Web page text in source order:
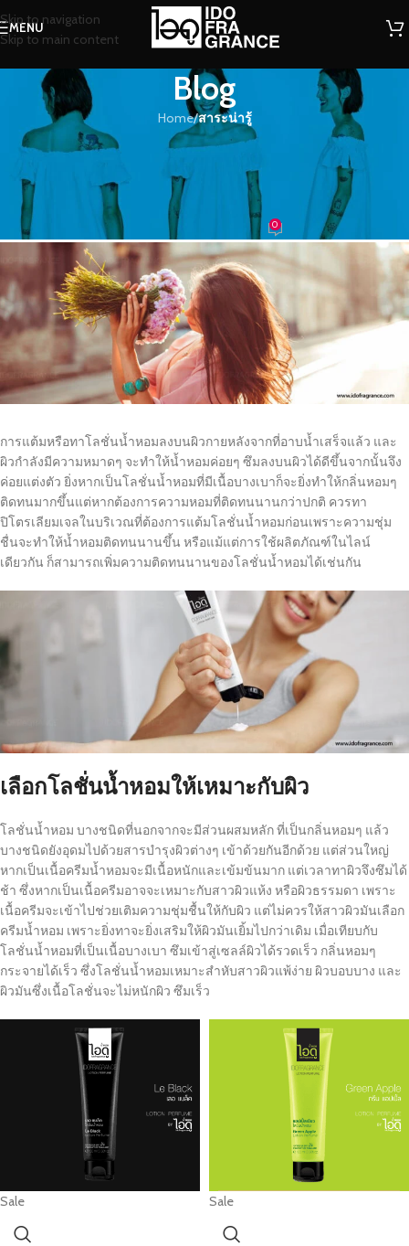
Skip to navigation
Skip to main content
MENU
Blog
Home/สาระน่ารู้
สาระน่ารู้
การกระจายกลิ่นจากการใช้โลชั่น
น้ำหอมให้ติดทน
น้ำหอม On 31/05/2021 0
การแต้มหรือทาโลชั่นน้ำหอมลงบนผิวกายหลังจากที่อาบน้ำเสร็จแล้ว และ
ผิวกำลังมีความหมาดๆ จะทำให้น้ำหอมค่อยๆ ซึมลงบนผิวได้ดีขึ้นจากนั้นจึง
ค่อยแต่งตัว ยิ่งหากเป็นโลชั่นน้ำหอมที่มีเนื้อบางเบาก็จะยิ่งทำให้กลิ่นหอมๆ
ติดทนมากขึ้นแต่หากต้องการความหอมที่ติดทนนานกว่าปกติ ควรทา
ปิโตรเลียมเจลในบริเวณที่ต้องการแต้มโลชั่นน้ำหอมก่อนเพราะความชุ่ม
ชื่นจะทำให้น้ำหอมติดทนนานขึ้น หรือแม้แต่การใช้ผลิตภัณฑ์ในไลน์
เดียวกัน ก็สามารถเพิ่มความติดทนนานของโลชั่นน้ำหอมได้เช่นกัน
เลือกโลชั่นน้ำหอมให้เหมาะกับผิว
โลชั่นน้ำหอม บางชนิดที่นอกจากจะมีส่วนผสมหลัก ที่เป็นกลิ่นหอมๆ แล้ว
บางชนิดยังอุดมไปด้วยสารบำรุงผิวต่างๆ เข้าด้วยกันอีกด้วย แต่ส่วนใหญ่
หากเป็นเนื้อครีมน้ำหอมจะมีเนื้อหนักและเข้มข้นมาก แต่เวลาทาผิวจึงซึมได้
ช้า ซึ่งหากเป็นเนื้อครีมอาจจะเหมาะกับสาวผิวแห้ง หรือผิวธรรมดา เพราะ
เนื้อครีมจะเข้าไปช่วยเติมความชุ่มชื้นให้กับผิว แต่ไม่ควรให้สาวผิวมันเลือก
ครีมน้ำหอม เพราะยิ่งทาจะยิ่งเสริมให้ผิวมันเยิ้มไปกว่าเดิม เมื่อเทียบกับ
โลชั่นน้ำหอมที่เป็นเนื้อบางเบา ซึมเข้าสู่เซลล์ผิวได้รวดเร็ว กลิ่นหอมๆ
กระจายได้เร็ว ซึ่งโลชั่นน้ำหอมเหมาะสำหับสาวผิวแพ้ง่าย ผิวบอบบาง และ
ผิวมันซึ่งเนื้อโลชั่นจะไม่หนักผิว ซึมเร็ว
Sale Sale